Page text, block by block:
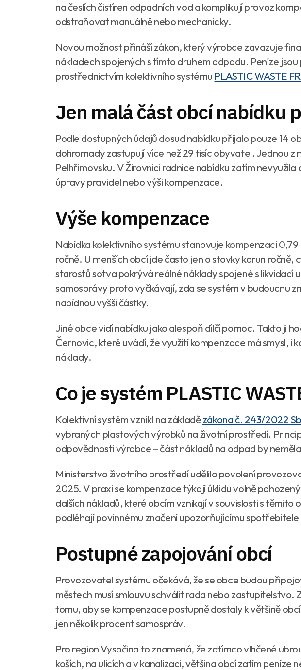
na česlích čistíren odpadních vod a komplikují provoz
odstraňovat manuálně nebo mechanicky.
Novou možnost přináší zákon, který výrobce zavazuje
nákladech spojených s tímto druhem odpadu. Peníze
prostřednictvím kolektivního systému PLASTIC WASTE
Jen malá část obcí nabídku
Podle dostupných údajů dosud nabídku přijalo pouze 14
dohromady zastupují více než 29 tisíc obyvatel. Jednou z
Pelhřimovsku. V Žirovnici radnice nabídku zatím
úpravy pravidel nebo výši kompenzace.
Výše kompenzace
Nabídka kolektivního systému stanovuje kompenzaci
ročně. U menších obcí jde často jen o stovky korun ročně,
starostů sotva pokrývá reálné náklady spojené s likvidací
samosprávy proto vyčkávají, zda se systém v budoucnu
nabídnou vyšší částky.
Jiné obce vidí nabídku jako alespoň dílčí pomoc. Takto ji
Černovic, které uvádí, že využití kompenzace má smysl, i
náklady.
Co je systém PLASTIC
Kolektivní systém vznikl na základězákona č. 243/2022
vybraných plastových výrobků na životní prostředí.
odpovědnosti výrobce – část nákladů na odpad by
Ministerstvo životního prostředí udělilo povolení
2025. V praxi se kompenzace týkají úklidu volně
dalších nákladů, které obcím vznikají v souvislosti s těmito
podléhají povinnému značení upozorňujícímu
Postupné zapojování obcí
Provozovatel systému očekává, že se obce budou
městech musí smlouvu schválit rada nebo zastupitelstvo.
tomu, aby se kompenzace postupně dostaly k většině
jen několik procent samospráv.
Pro region Vysočina to znamená, že zatímco vlhčené
koších, na ulicích a v kanalizaci, většina obcí zatím peníze